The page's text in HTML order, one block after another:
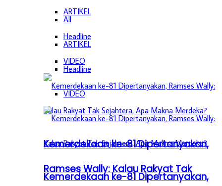
ARTIKEL
Headline
VIDEO
Kemerdekaan ke-81 Dipertanyakan,
Ramses Wally: Kalau Rakyat Tak
All
ARTIKEL
Headline
VIDEO
Kemerdekaan ke-81 Dipertanyakan,